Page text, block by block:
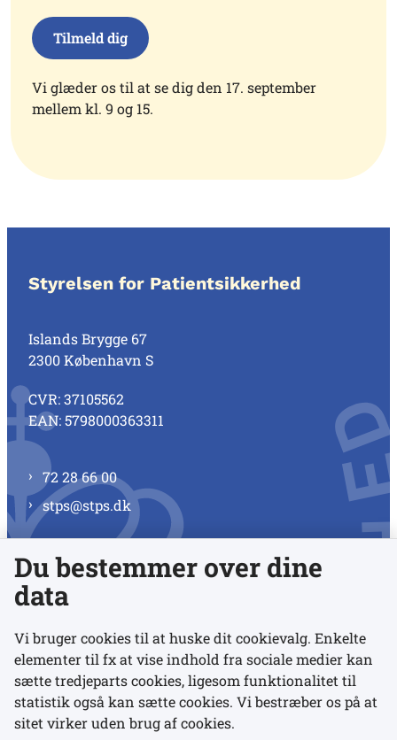
Tilmeld dig
Vi glæder os til at se dig den 17. september
mellem kl. 9 og 15.
Styrelsen for Patientsikkerhed
Islands Brygge 67
2300 København S
CVR: 37105562
EAN: 5798000363311
72 28 66 00
stps@stps.dk
Se alle kontaktnumre
Links
Udgivelser
Du bestemmer over dine
data
Vi bruger cookies til at huske dit cookievalg. Enkelte
elementer til fx at vise indhold fra sociale medier kan
sætte tredjeparts cookies, ligesom funktionalitet til
statistik også kan sætte cookies. Vi bestræber os på at
sitet virker uden brug af cookies.